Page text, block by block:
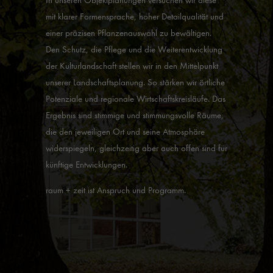
mit klarer Formensprache, hoher Detailqualität und
einer präzisen Pflanzenauswahl zu bewältigen.
Den Schutz, die Pflege und die Weiterentwicklung
der Kulturlandschaft stellen wir in den Mittelpunkt
unserer Landschaftsplanung. So stärken wir örtliche
Potenziale und regionale Wirtschaftskreisläufe. Das
Ergebnis sind stimmige und stimmungsvolle Räume,
die den jeweiligen Ort und seine Atmosphäre
widerspiegeln, gleichzeitig aber auch offen sind für
künftige Entwicklungen.
raum + zeit ist Anspruch und Programm.